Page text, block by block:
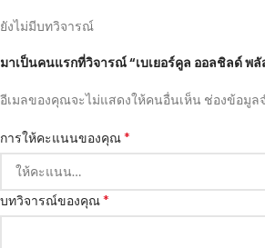
ยังไม่มีบทวิจารณ์
มาเป็นคนแรกที่วิจารณ์ “เบเยอร์คูล ออลชิลด์ พ
อีเมลของคุณจะไม่แสดงให้คนอื่นเห็น ช่องข้อมูล
การให้คะแนนของคุณ*
บทวิจารณ์ของคุณ*